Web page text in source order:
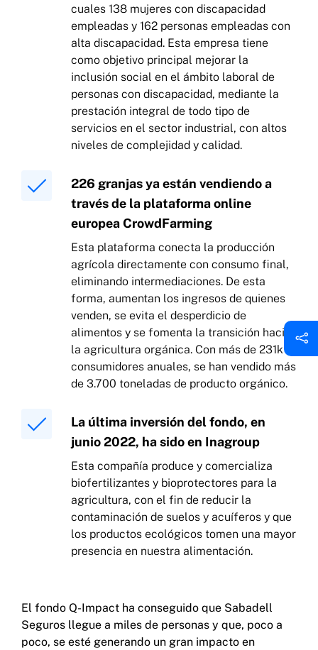
cuales 138 mujeres con discapacidad
empleadas y 162 personas empleadas con
alta discapacidad. Esta empresa tiene
como objetivo principal mejorar la
inclusión social en el ámbito laboral de
personas con discapacidad, mediante la
prestación integral de todo tipo de
servicios en el sector industrial, con altos
niveles de complejidad y calidad.
226 granjas ya están vendiendo a
través de la plataforma online
europea CrowdFarming
Esta plataforma conecta la producción
agrícola directamente con consumo final,
eliminando intermediaciones. De esta
forma, aumentan los ingresos de quienes
venden, se evita el desperdicio de
alimentos y se fomenta la transición hacia
la agricultura orgánica. Con más de 231k
consumidores anuales, se han vendido más
de 3.700 toneladas de producto orgánico.
La última inversión del fondo, en
junio 2022, ha sido en Inagroup
Esta compañía produce y comercializa
biofertilizantes y bioprotectores para la
agricultura, con el fin de reducir la
contaminación de suelos y acuíferos y que
los productos ecológicos tomen una mayor
presencia en nuestra alimentación.
El fondo Q-Impact ha conseguido que Sabadell
Seguros llegue a miles de personas y que, poco a
poco, se esté generando un gran impacto en